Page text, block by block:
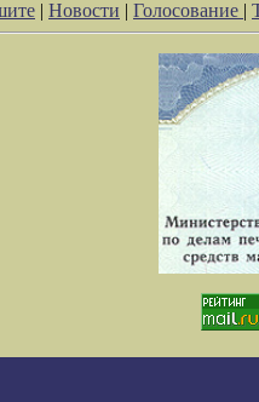
| Новости | Голосование |